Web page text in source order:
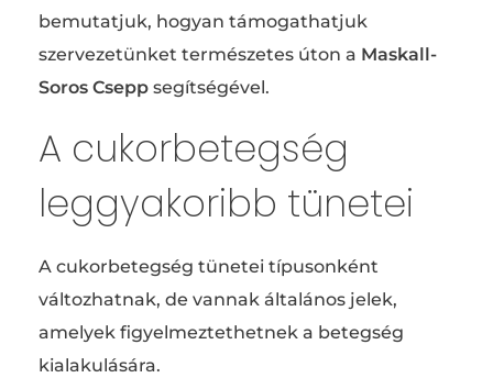
bemutatjuk, hogyan támogathatjuk
szervezetünket természetes úton a Maskall-
Soros Csepp segítségével.
A cukorbetegség
leggyakoribb tünetei
A cukorbetegség tünetei típusonként
változhatnak, de vannak általános jelek,
amelyek figyelmeztethetnek a betegség
kialakulására.